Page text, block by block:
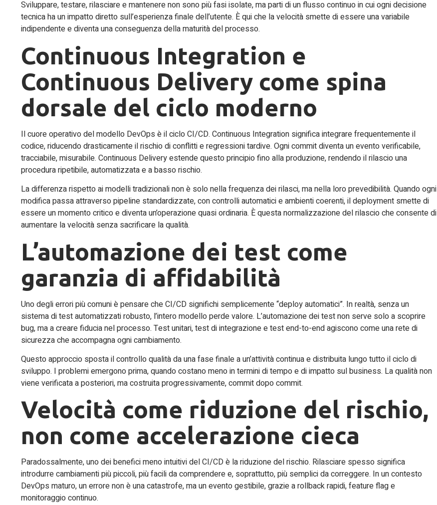
Sviluppare, testare, rilasciare e mantenere non sono più fasi isolate, ma parti di un flusso continuo in cui ogni decisione
tecnica ha un impatto diretto sull’esperienza finale dell’utente. È qui che la velocità smette di essere una variabile
indipendente e diventa una conseguenza della maturità del processo.
Continuous Integration e
Continuous Delivery come spina
dorsale del ciclo moderno
Il cuore operativo del modello DevOps è il ciclo CI/CD. Continuous Integration significa integrare frequentemente il
codice, riducendo drasticamente il rischio di conflitti e regressioni tardive. Ogni commit diventa un evento verificabile,
tracciabile, misurabile. Continuous Delivery estende questo principio fino alla produzione, rendendo il rilascio una
procedura ripetibile, automatizzata e a basso rischio.
La differenza rispetto ai modelli tradizionali non è solo nella frequenza dei rilasci, ma nella loro prevedibilità. Quando ogni
modifica passa attraverso pipeline standardizzate, con controlli automatici e ambienti coerenti, il deployment smette di
essere un momento critico e diventa un’operazione quasi ordinaria. È questa normalizzazione del rilascio che consente di
aumentare la velocità senza sacrificare la qualità.
L’automazione dei test come
garanzia di affidabilità
Uno degli errori più comuni è pensare che CI/CD significhi semplicemente “deploy automatici”. In realtà, senza un
sistema di test automatizzati robusto, l’intero modello perde valore. L’automazione dei test non serve solo a scoprire
bug, ma a creare fiducia nel processo. Test unitari, test di integrazione e test end-to-end agiscono come una rete di
sicurezza che accompagna ogni cambiamento.
Questo approccio sposta il controllo qualità da una fase finale a un’attività continua e distribuita lungo tutto il ciclo di
sviluppo. I problemi emergono prima, quando costano meno in termini di tempo e di impatto sul business. La qualità non
viene verificata a posteriori, ma costruita progressivamente, commit dopo commit.
Velocità come riduzione del rischio,
non come accelerazione cieca
Paradossalmente, uno dei benefici meno intuitivi del CI/CD è la riduzione del rischio. Rilasciare spesso significa
introdurre cambiamenti più piccoli, più facili da comprendere e, soprattutto, più semplici da correggere. In un contesto
DevOps maturo, un errore non è una catastrofe, ma un evento gestibile, grazie a rollback rapidi, feature flag e
monitoraggio continuo.